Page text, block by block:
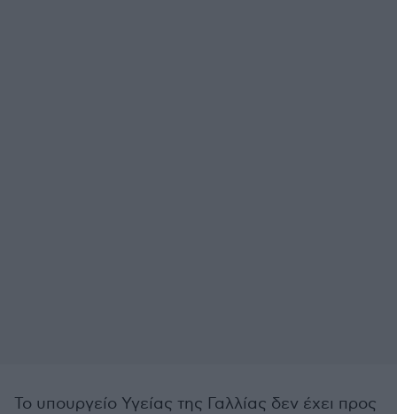
Το υπουργείο Υγείας της Γαλλίας δεν έχει προς